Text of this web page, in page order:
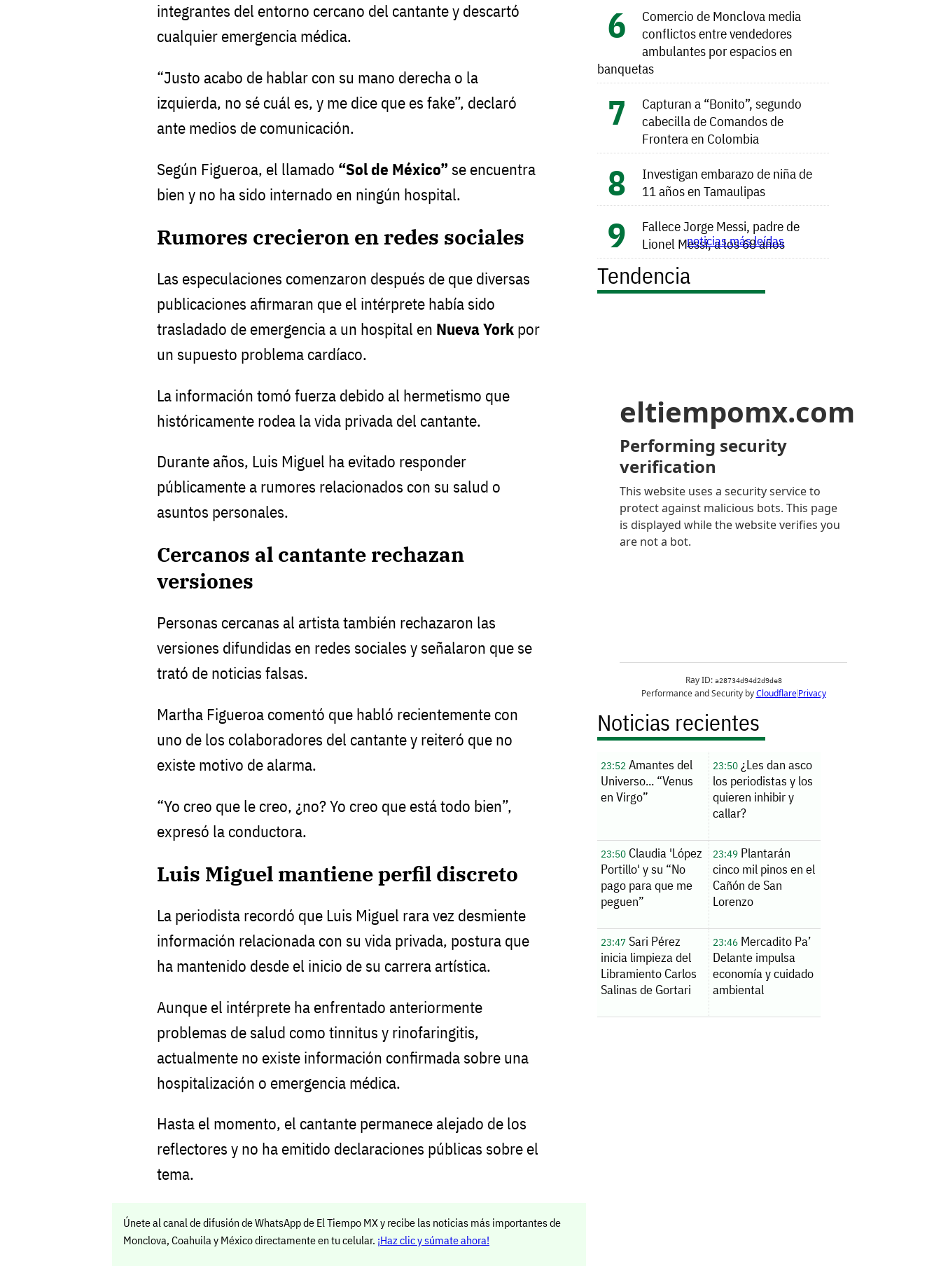
integrantes del entorno cercano del cantante y descartó
cualquier emergencia médica.
“Justo acabo de hablar con su mano derecha o la
izquierda, no sé cuál es, y me dice que es fake”, declaró
ante medios de comunicación.
Según Figueroa, el llamado “Sol de México” se encuentra
bien y no ha sido internado en ningún hospital.
Rumores crecieron en redes sociales
Las especulaciones comenzaron después de que diversas
publicaciones afirmaran que el intérprete había sido
trasladado de emergencia a un hospital en Nueva York por
un supuesto problema cardíaco.
La información tomó fuerza debido al hermetismo que
históricamente rodea la vida privada del cantante.
Durante años, Luis Miguel ha evitado responder
públicamente a rumores relacionados con su salud o
asuntos personales.
Cercanos al cantante rechazan
versiones
Personas cercanas al artista también rechazaron las
versiones difundidas en redes sociales y señalaron que se
trató de noticias falsas.
Martha Figueroa comentó que habló recientemente con
uno de los colaboradores del cantante y reiteró que no
existe motivo de alarma.
“Yo creo que le creo, ¿no? Yo creo que está todo bien”,
expresó la conductora.
Luis Miguel mantiene perfil discreto
La periodista recordó que Luis Miguel rara vez desmiente
información relacionada con su vida privada, postura que
ha mantenido desde el inicio de su carrera artística.
Aunque el intérprete ha enfrentado anteriormente
problemas de salud como tinnitus y rinofaringitis,
actualmente no existe información confirmada sobre una
hospitalización o emergencia médica.
Hasta el momento, el cantante permanece alejado de los
reflectores y no ha emitido declaraciones públicas sobre el
tema.
Únete al canal de difusión de WhatsApp de El Tiempo MX y recibe las noticias más importantes de
Monclova, Coahuila y México directamente en tu celular. ¡Haz clic y súmate ahora!
Comercio de Monclova media
conflictos entre vendedores
ambulantes por espacios en
banquetas
Capturan a “Bonito”, segundo
cabecilla de Comandos de
Frontera en Colombia
Investigan embarazo de niña de
11 años en Tamaulipas
Fallece Jorge Messi, padre de
Lionel Messi, a los 68 años
noticias más leídas
Tendencia
Noticias recientes
23:52 Amantes del
Universo... “Venus
en Virgo”
23:50¿Les dan asco
los periodistas y los
quieren inhibir y
callar?
23:50 Claudia 'López
Portillo' y su “No
pago para que me
peguen”
23:49Plantarán
cinco mil pinos en el
Cañón de San
Lorenzo
23:47 Sari Pérez
inicia limpieza del
Libramiento Carlos
Salinas de Gortari
23:46Mercadito Pa’
Delante impulsa
economía y cuidado
ambiental